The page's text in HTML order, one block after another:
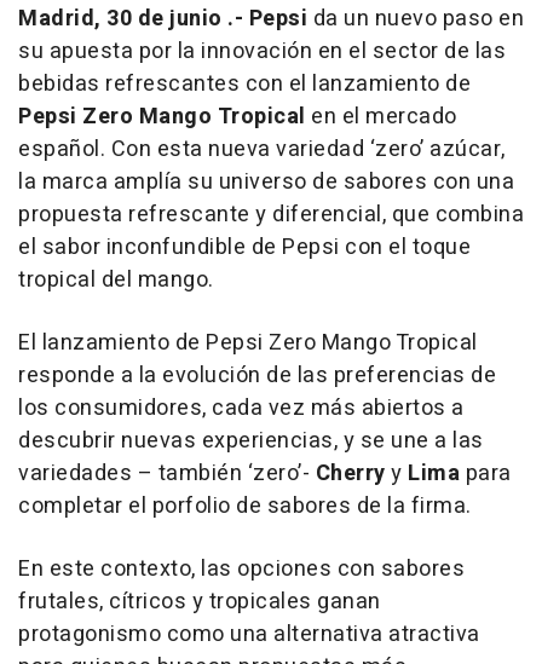
Madrid, 30 de junio .- Pepsi da un nuevo paso en
su apuesta por la innovación en el sector de las
bebidas refrescantes con el lanzamiento de
Pepsi Zero Mango Tropical en el mercado
español. Con esta nueva variedad ‘zero’ azúcar,
la marca amplía su universo de sabores con una
propuesta refrescante y diferencial, que combina
el sabor inconfundible de Pepsi con el toque
tropical del mango.
El lanzamiento de Pepsi Zero Mango Tropical
responde a la evolución de las preferencias de
los consumidores, cada vez más abiertos a
descubrir nuevas experiencias, y se une a las
variedades – también ‘zero’- Cherryy Lima para
completar el porfolio de sabores de la firma.
En este contexto, las opciones con sabores
frutales, cítricos y tropicales ganan
protagonismo como una alternativa atractiva